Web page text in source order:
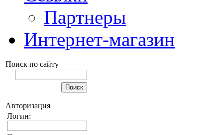
Партнеры
Интернет-магазин
Поиск по сайту
Авторизация
Логин: